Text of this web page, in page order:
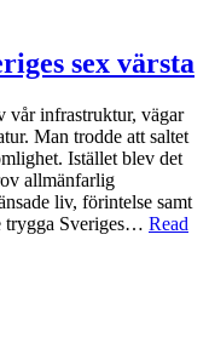
sex värsta
vår infrastruktur, vägar
Man trodde att saltet
Istället blev det
allmänfarlig
liv, förintelse samt
trygga Sveriges… Read